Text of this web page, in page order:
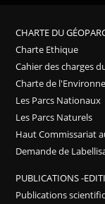
CHARTE DU
Charte Ethique
Cahier des charges
Charte de
Les Parcs Nationaux
Les Parcs Naturels
Haut Commissariat
Demande de
PUBLICATIONS -
Publications